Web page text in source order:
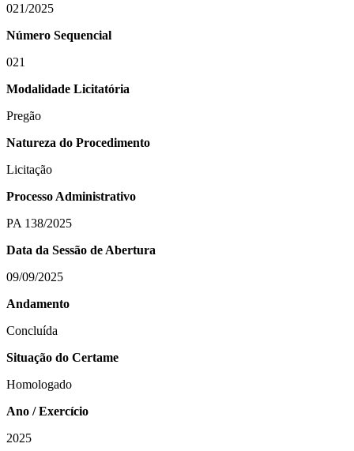
021/2025
Número Sequencial
021
Modalidade Licitatória
Pregão
Natureza do Procedimento
Licitação
Processo Administrativo
PA 138/2025
Data da Sessão de Abertura
09/09/2025
Andamento
Concluída
Situação do Certame
Homologado
Ano / Exercício
2025